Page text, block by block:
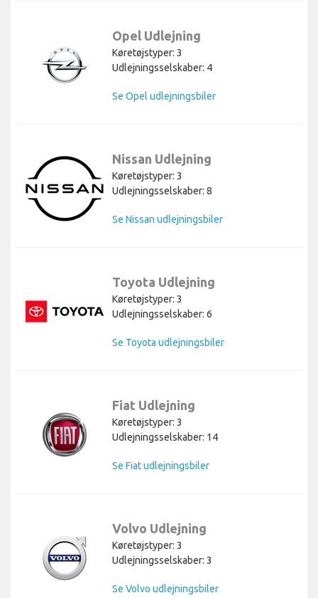
Opel Udlejning
Køretøjstyper: 3
Udlejningsselskaber: 4
Se Opel udlejningsbiler
Nissan Udlejning
Køretøjstyper: 3
Udlejningsselskaber: 8
Se Nissan udlejningsbiler
Toyota Udlejning
Køretøjstyper: 3
Udlejningsselskaber: 6
Se Toyota udlejningsbiler
Fiat Udlejning
Køretøjstyper: 3
Udlejningsselskaber: 14
Se Fiat udlejningsbiler
Volvo Udlejning
Køretøjstyper: 3
Udlejningsselskaber: 3
Se Volvo udlejningsbiler